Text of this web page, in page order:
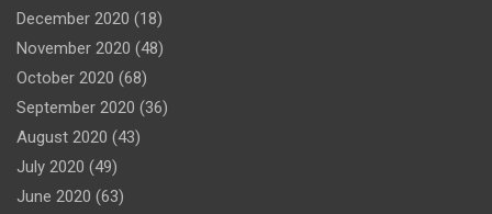
December 2020 (18)
November 2020 (48)
October 2020 (68)
September 2020 (36)
August 2020 (43)
July 2020 (49)
June 2020 (63)